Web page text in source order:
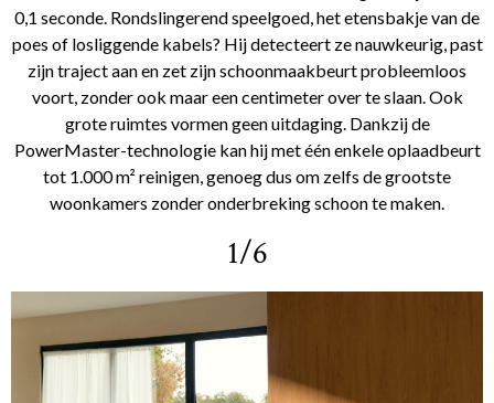
0,1 seconde. Rondslingerend speelgoed, het etensbakje van de
poes of losliggende kabels? Hij detecteert ze nauwkeurig, past
zijn traject aan en zet zijn schoonmaakbeurt probleemloos
voort, zonder ook maar een centimeter over te slaan. Ook
grote ruimtes vormen geen uitdaging. Dankzij de
PowerMaster-technologie kan hij met één enkele oplaadbeurt
tot 1.000 m² reinigen, genoeg dus om zelfs de grootste
woonkamers zonder onderbreking schoon te maken.
1/6